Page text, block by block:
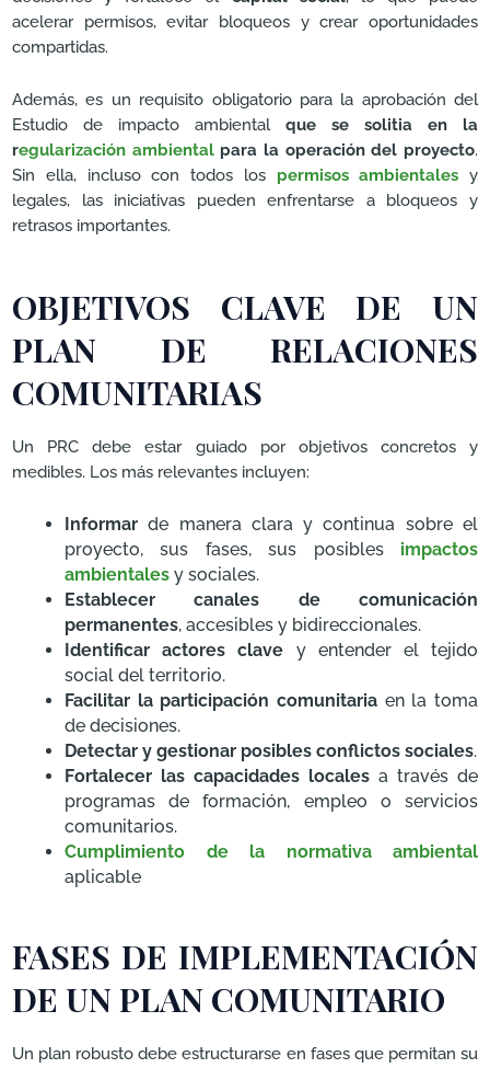
acelerar permisos, evitar bloqueos y crear oportunidades
compartidas.
Además, es un requisito obligatorio para la aprobación del
Estudio de impacto ambientalque se solitia en la
regularización ambiental para la operación del proyecto.
Sin ella, incluso con todos los permisos ambientales y
legales, las iniciativas pueden enfrentarse a bloqueos y
retrasos importantes.
OBJETIVOS CLAVE DE UN
PLAN DE RELACIONES
COMUNITARIAS
Un PRC debe estar guiado por objetivos concretos y
medibles. Los más relevantes incluyen:
Informar de manera clara y continua sobre el
proyecto, sus fases, sus posibles impactos
ambientales y sociales.
Establecer canales de comunicación
permanentes, accesibles y bidireccionales.
Identificar actores clave y entender el tejido
social del territorio.
Facilitar la participación comunitaria en la toma
de decisiones.
Detectar y gestionar posibles conflictos sociales.
Fortalecer las capacidades locales a través de
programas de formación, empleo o servicios
comunitarios.
Cumplimiento de la normativa ambiental
aplicable
FASES DE IMPLEMENTACIÓN
DE UN PLAN COMUNITARIO
Un plan robusto debe estructurarse en fases que permitan su